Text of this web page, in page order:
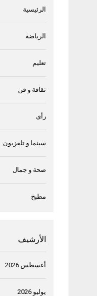
الرئيسية
الرياضة
تعليم
ثقافة و فن
رأى
سينما و تلفزيون
صحة و جمال
مطبخ
الأرشيف
أغسطس 2026
يوليو 2026